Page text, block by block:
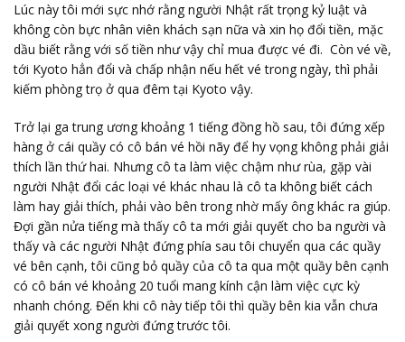
Lúc này tôi mới sực nhớ rằng người Nhật rất trọng kỷ luật và
không còn bực nhân viên khách sạn nữa và xin họ đổi tiền, mặc
dầu biết rằng với số tiền như vậy chỉ mua được vé đi. Còn vé về,
tới Kyoto hẳn đổi và chấp nhận nếu hết vé trong ngày, thì phải
kiếm phòng trọ ở qua đêm tại Kyoto vậy.
Trở lại ga trung ương khoảng 1 tiếng đồng hồ sau, tôi đứng xếp
hàng ở cái quầy có cô bán vé hồi nãy để hy vọng không phải giải
thích lần thứ hai. Nhưng cô ta làm việc chậm như rùa, gặp vài
người Nhật đổi các loại vé khác nhau là cô ta không biết cách
làm hay giải thích, phải vào bên trong nhờ mấy ông khác ra giúp.
Đợi gần nửa tiếng mà thấy cô ta mới giải quyết cho ba người và
thấy và các người Nhật đứng phía sau tôi chuyển qua các quầy
vé bên cạnh, tôi cũng bỏ quầy của cô ta qua một quầy bên cạnh
có cô bán vé khoảng 20 tuổi mang kính cận làm việc cực kỳ
nhanh chóng. Đến khi cô này tiếp tôi thì quầy bên kia vẫn chưa
giải quyết xong người đứng trước tôi.